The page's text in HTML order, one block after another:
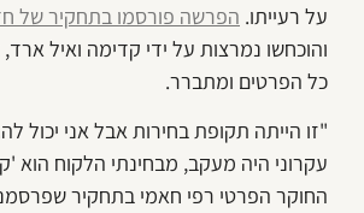
על רעייתו. הפרשה פורסמו בתחקיר של חדשות 2
והוכחשו נמרצות על ידי קדימה ואיל
כל הפרטים ומתברר.
"זו הייתה תקופת בחירות אבל אני יכול
עקרוני היה מעקב, מבחינתי הלקוח הוא
החוקר הפרטי רפי חאמי בתחקיר